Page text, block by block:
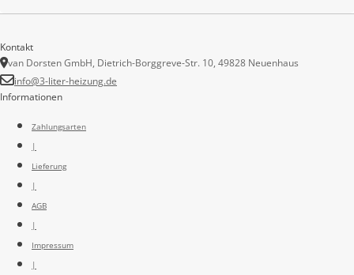
Informationen
Zahlungsarten
|
Lieferung
|
AGB
|
Impressum
|
Kontakt
van Dorsten GmbH, Dietrich-Borggreve-Str. 10, 49828 Neuenhaus
info@3-liter-heizung.de